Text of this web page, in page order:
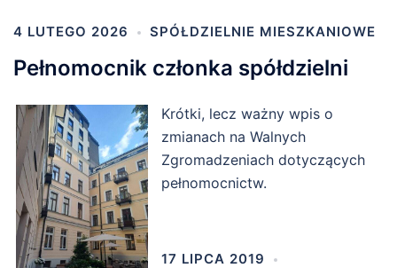
4 LUTEGO 2026 SPÓŁDZIELNIE MIESZKANIOWE
Pełnomocnik członka spółdzielni
Krótki, lecz ważny wpis o
zmianach na Walnych
Zgromadzeniach dotyczących
pełnomocnictw.
17 LIPCA 2019